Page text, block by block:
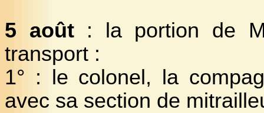
5 août: la portion de
transport :
1° : le colonel, la
avec sa section de